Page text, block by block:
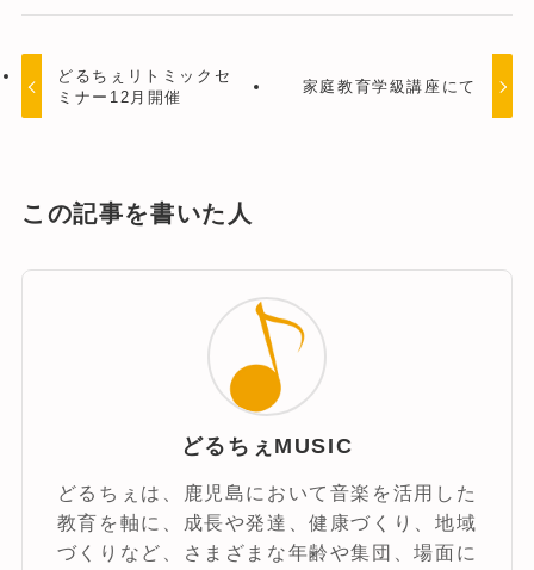
どるちぇリトミックセ
ミナー12月開催
家庭教育学級講座にて
この記事を書いた人
どるちぇMUSIC
どるちぇは、鹿児島において音楽を活用した
教育を軸に、成長や発達、健康づくり、地域
づくりなど、さまざまな年齢や集団、場面に